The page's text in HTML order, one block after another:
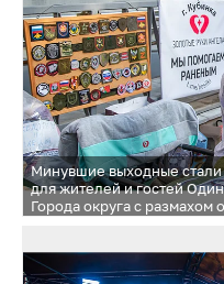
Минувшие выходные
для жителей и гостей
Города округа с размахом